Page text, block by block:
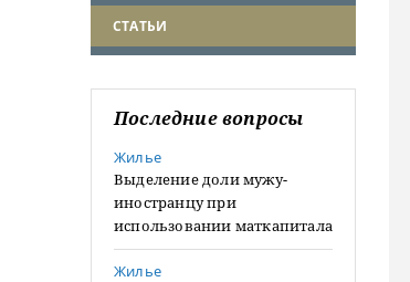
СТАТЬИ
Последние вопросы
Жилье
Выделение доли мужу-
иностранцу при
использовании маткапитала
Жилье